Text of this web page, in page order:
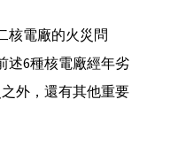
核電廠的火災問
述6種核電廠經年劣
外，還有其他重要